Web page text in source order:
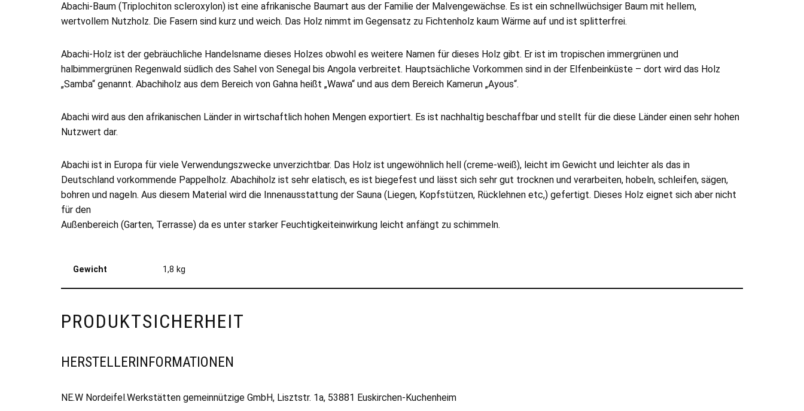
Abachi-Baum (Triplochiton scleroxylon) ist eine afrikanische Baumart aus der Familie der Malvengewächse. Es ist ein schnellwüchsiger Baum mit hellem,
wertvollem Nutzholz. Die Fasern sind kurz und weich. Das Holz nimmt im Gegensatz zu Fichtenholz kaum Wärme auf und ist splitterfrei.
Abachi-Holz ist der gebräuchliche Handelsname dieses Holzes obwohl es weitere Namen für dieses Holz gibt. Er ist im tropischen immergrünen und
halbimmergrünen Regenwald südlich des Sahel von Senegal bis Angola verbreitet. Hauptsächliche Vorkommen sind in der Elfenbeinküste – dort wird das Holz
„Samba“ genannt. Abachiholz aus dem Bereich von Gahna heißt „Wawa“ und aus dem Bereich Kamerun „Ayous“.
Abachi wird aus den afrikanischen Länder in wirtschaftlich hohen Mengen exportiert. Es ist nachhaltig beschaffbar und stellt für die diese Länder einen sehr hohen
Nutzwert dar.
Abachi ist in Europa für viele Verwendungszwecke unverzichtbar. Das Holz ist ungewöhnlich hell (creme-weiß), leicht im Gewicht und leichter als das in
Deutschland vorkommende Pappelholz. Abachiholz ist sehr elatisch, es ist biegefest und lässt sich sehr gut trocknen und verarbeiten, hobeln, schleifen, sägen,
bohren und nageln. Aus diesem Material wird die Innenausstattung der Sauna (Liegen, Kopfstützen, Rücklehnen etc,) gefertigt. Dieses Holz eignet sich aber nicht
für den
Außenbereich (Garten, Terrasse) da es unter starker Feuchtigkeiteinwirkung leicht anfängt zu schimmeln.
Gewicht 1,8 kg
PRODUKTSICHERHEIT
HERSTELLERINFORMATIONEN
NE.W Nordeifel.Werkstätten gemeinnützige GmbH, Lisztstr. 1a, 53881 Euskirchen-Kuchenheim